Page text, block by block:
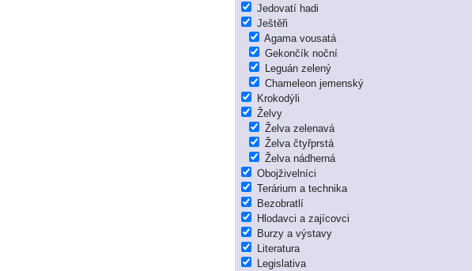
Jedovatí hadi
Ještěři
Agama vousatá
Gekončík noční
Leguán zelený
Chameleon jemenský
Krokodýli
Želvy
Želva zelenavá
Želva čtyřprstá
Želva nádherná
Obojživelníci
Terárium a technika
Bezobratlí
Hlodavci a zajícovci
Burzy a výstavy
Literatura
Legislativa